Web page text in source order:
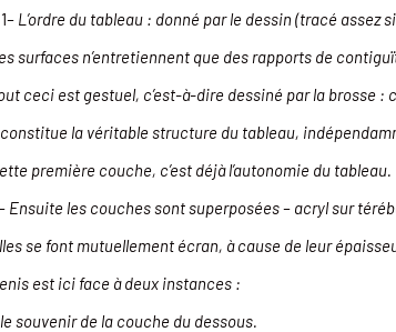
– L’ordre du tableau : donné par le dessin (tracé
surfaces n’entretiennent que des rapports de
ceci est gestuel, c’est-à-dire dessiné par la brosse
la véritable structure du tableau,
première couche, c’est déjà l’autonomie du tableau.
Ensuite les couches sont superposées – acryl sur
se font mutuellement écran, à cause de leur
est ici face à deux instances :
souvenir de la couche du dessous.